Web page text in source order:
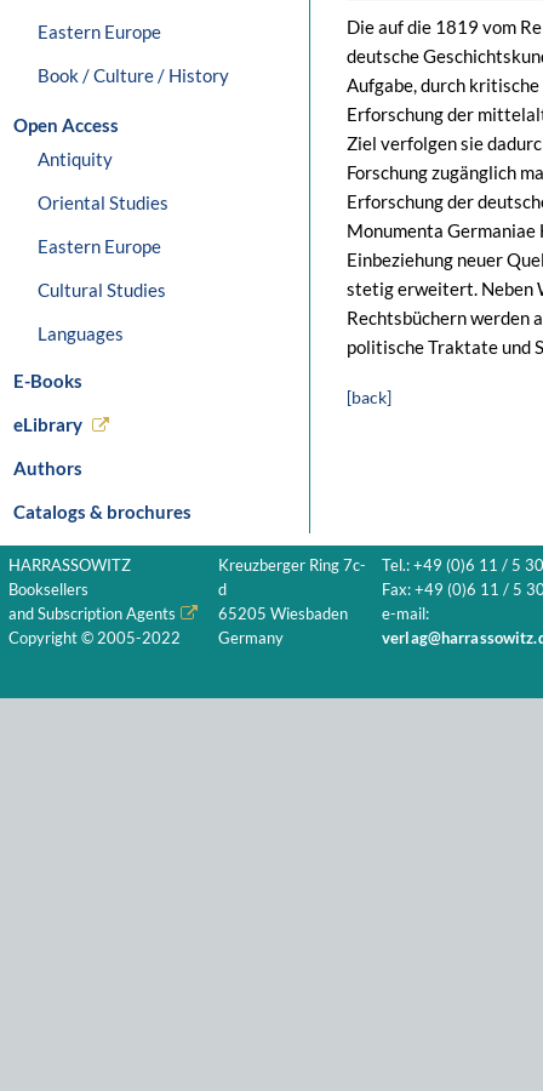
Eastern Europe
Book / Culture / History
Open Access
Antiquity
Oriental Studies
Eastern Europe
Cultural Studies
Languages
E-Books
eLibrary
Authors
Catalogs & brochures
Die auf die 1819 vom
deutsche
Aufgabe, durch
Erforschung der
Ziel verfolgen sie
Forschung zugänglich
Erforschung der
Monumenta Germaniae
Einbeziehung neuer
stetig erweitert. Neben
Rechtsbüchern werden
politische Traktate und
[back]
HARRASSOWITZ
Booksellers
and Subscription Agents
Copyright © 2005-2022
Kreuzberger Ring 7c-
d
65205 Wiesbaden
Germany
Tel.: +49 (0)6 11 / 5
Fax: +49 (0)6 11 / 5
e-mail: